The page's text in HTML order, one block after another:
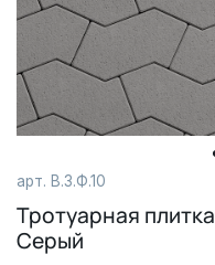
арт. В.3.Ф.10
Тротуарная
Серый